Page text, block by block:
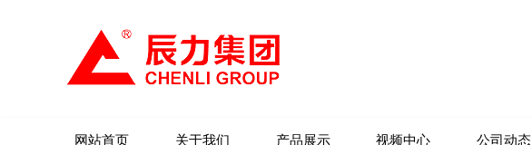
网站首页 关于我们 产品展示 视频中心 公司动态